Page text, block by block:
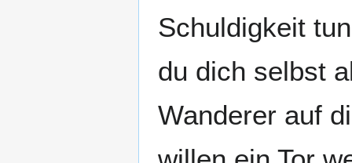
Schuldigkeit
du dich selbst
Wanderer auf